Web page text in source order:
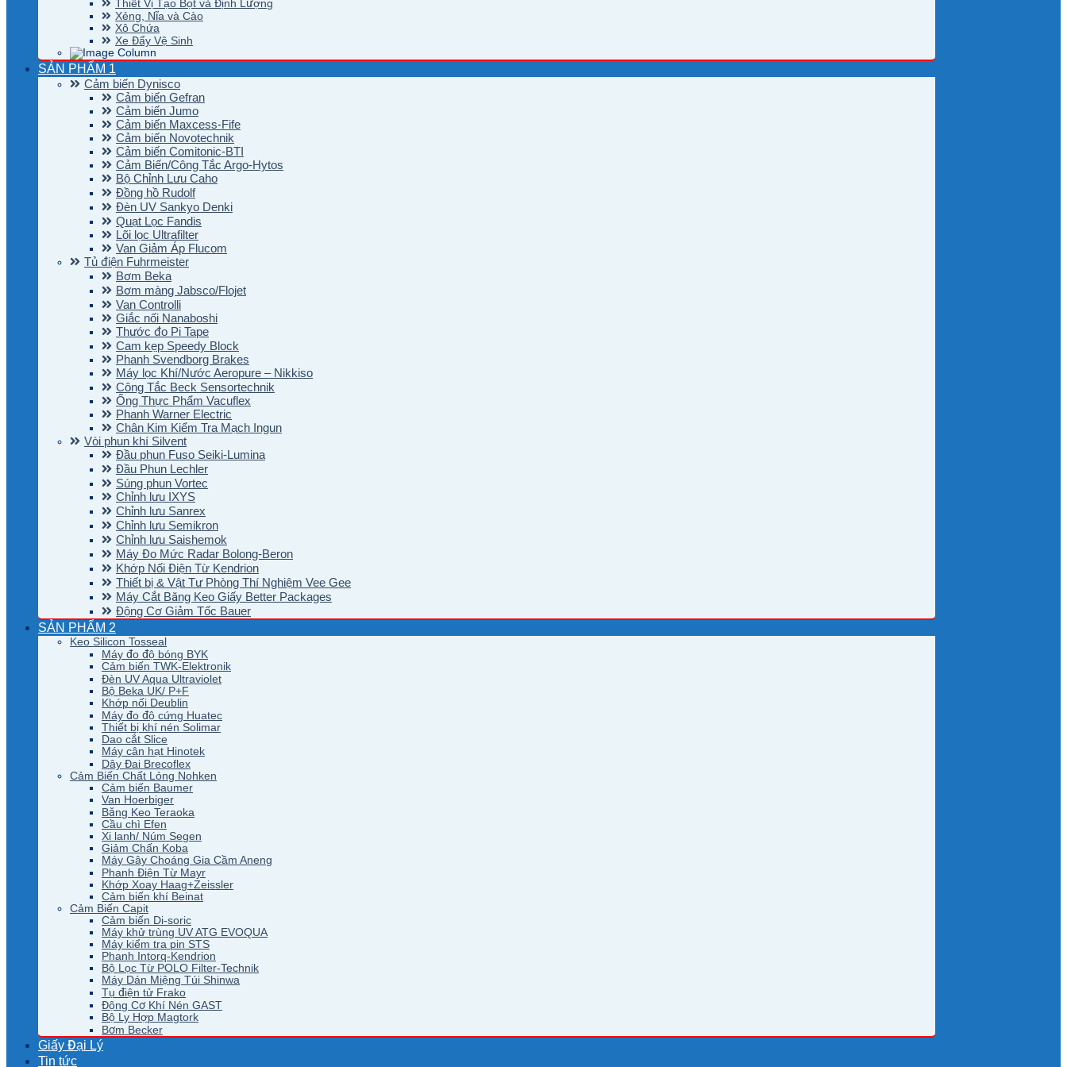
Thiết Vị Tạo Bọt và Định Lượng
Xẻng, Nĩa và Cào
Xô Chứa
Xe Đẩy Vệ Sinh
SẢN PHẨM 1
Cảm biến Dynisco
Cảm biến Gefran
Cảm biến Jumo
Cảm biến Maxcess-Fife
Cảm biến Novotechnik
Cảm biến Comitonic-BTI
Cảm Biến/Công Tắc Argo-Hytos
Bộ Chỉnh Lưu Caho
Đồng hồ Rudolf
Đèn UV Sankyo Denki
Quạt Lọc Fandis
Lõi lọc Ultrafilter
Van Giảm Áp Flucom
Tủ điện Fuhrmeister
Bơm Beka
Bơm màng Jabsco/Flojet
Van Controlli
Giắc nối Nanaboshi
Thước đo Pi Tape
Cam kẹp Speedy Block
Phanh Svendborg Brakes
Máy lọc Khí/Nước Aeropure – Nikkiso
Công Tắc Beck Sensortechnik
Ống Thực Phẩm Vacuflex
Phanh Warner Electric
Chân Kim Kiểm Tra Mạch Ingun
Vòi phun khí Silvent
Đầu phun Fuso Seiki-Lumina
Đầu Phun Lechler
Súng phun Vortec
Chỉnh lưu IXYS
Chỉnh lưu Sanrex
Chỉnh lưu Semikron
Chỉnh lưu Saishemok
Máy Đo Mức Radar Bolong-Beron
Khớp Nối Điện Từ Kendrion
Thiết bị & Vật Tư Phòng Thí Nghiệm Vee Gee
Máy Cắt Băng Keo Giấy Better Packages
Động Cơ Giảm Tốc Bauer
SẢN PHẨM 2
Keo Silicon Tosseal
Máy đo độ bóng BYK
Cảm biến TWK-Elektronik
Đèn UV Aqua Ultraviolet
Bộ Beka UK/ P+F
Khớp nối Deublin
Máy đo độ cứng Huatec
Thiết bị khí nén Solimar
Dao cắt Slice
Máy cân hạt Hinotek
Dây Đai Brecoflex
Cảm Biến Chất Lỏng Nohken
Cảm biến Baumer
Van Hoerbiger
Băng Keo Teraoka
Cầu chì Efen
Xi lanh/ Núm Segen
Giảm Chấn Koba
Máy Gây Choáng Gia Cầm Aneng
Phanh Điện Từ Mayr
Khớp Xoay Haag+Zeissler
Cảm biến khí Beinat
Cảm Biến Capit
Cảm biến Di-soric
Máy khử trùng UV ATG EVOQUA
Máy kiểm tra pin STS
Phanh Intorq-Kendrion
Bộ Lọc Từ POLO Filter-Technik
Máy Dán Miệng Túi Shinwa
Tụ điện tử Frako
Động Cơ Khí Nén GAST
Bộ Ly Hợp Magtork
Bơm Becker
Giấy Đại Lý
Tin tức